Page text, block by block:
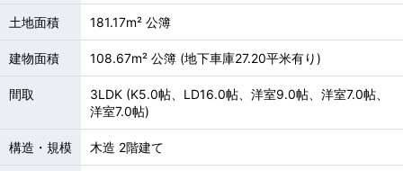
土地面積 181.17m² 公簿
建物面積 108.67m² 公簿 (地下車庫27.20平米有り)
間取
3LDK (K5.0帖、LD16.0帖、洋室9.0帖、洋室7.0帖、
洋室7.0帖)
構造・規模 木造 2階建て